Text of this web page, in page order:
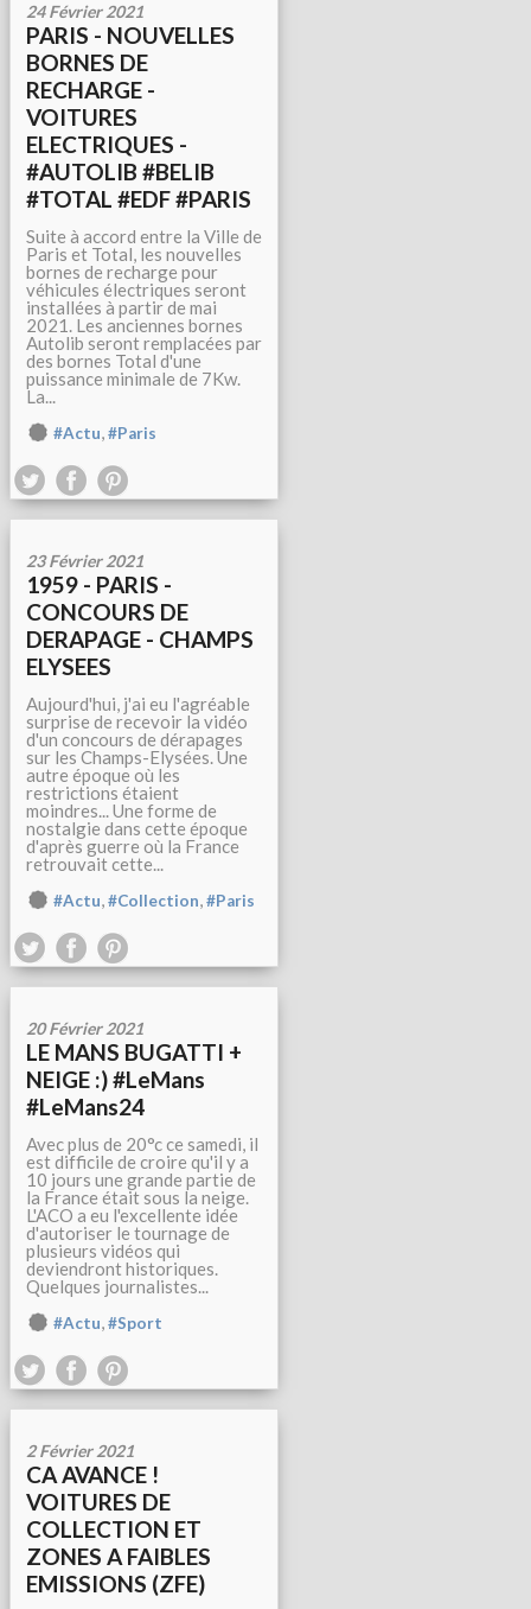
24 Février 2021
PARIS - NOUVELLES
BORNES DE
RECHARGE -
VOITURES
ELECTRIQUES -
#AUTOLIB #BELIB
#TOTAL #EDF #PARIS
Suite à accord entre la Ville de
Paris et Total, les nouvelles
bornes de recharge pour
véhicules électriques seront
installées à partir de mai
2021. Les anciennes bornes
Autolib seront remplacées par
des bornes Total d'une
puissance minimale de 7Kw.
La...
#Actu,#Paris
23 Février 2021
1959 - PARIS -
CONCOURS DE
DERAPAGE - CHAMPS
ELYSEES
Aujourd'hui, j'ai eu l'agréable
surprise de recevoir la vidéo
d'un concours de dérapages
sur les Champs-Elysées. Une
autre époque où les
restrictions étaient
moindres... Une forme de
nostalgie dans cette époque
d'après guerre où la France
retrouvait cette...
#Actu,#Collection,#Paris
20 Février 2021
LE MANS BUGATTI +
NEIGE :) #LeMans
#LeMans24
Avec plus de 20°c ce samedi, il
est difficile de croire qu'il y a
10 jours une grande partie de
la France était sous la neige.
L'ACO a eu l'excellente idée
d'autoriser le tournage de
plusieurs vidéos qui
deviendront historiques.
Quelques journalistes...
#Actu,#Sport
2 Février 2021
CA AVANCE !
VOITURES DE
COLLECTION ET
ZONES A FAIBLES
EMISSIONS (ZFE)